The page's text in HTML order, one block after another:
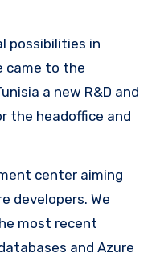
possibilities in
came to the
a new R&D and
the headoffice and
center aiming
developers. We
most recent
and Azure